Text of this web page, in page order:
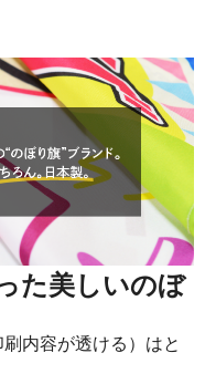
た美しいのぼ
内容が透ける）はと